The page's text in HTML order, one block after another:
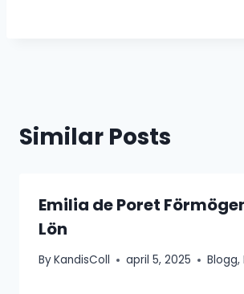
Similar Posts
Emilia de Poret
Lön
ByKandisColl april 5, 2025 Blogg,